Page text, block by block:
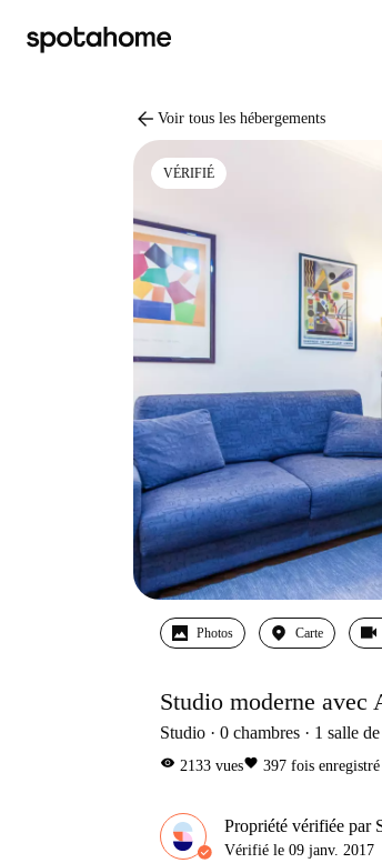
arrow_back Voir tous les hébergements
VÉRIFIÉ
Photos Carte
Studio moderne avec
Studio 0 chambres 1 salle
visibility 2133 vuesfavorite 397 fois
Propriété vérifiée par
Vérifié le 09 janv. 2017